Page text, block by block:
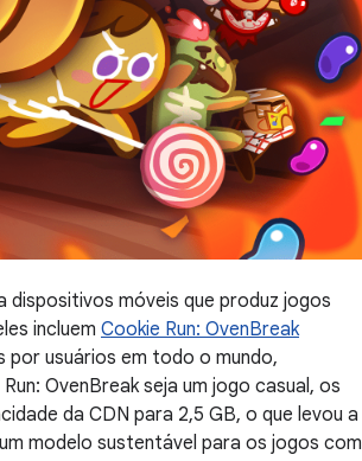
móveis que produz jogos
incluem Cookie Run: OvenBreak
por usuários em todo o mundo,
OvenBreak seja um jogo casual, os
da CDN para 2,5 GB, o que levou a
modelo sustentável para os jogos com